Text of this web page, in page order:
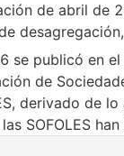
de abril de
se publicó en
de
derivado de
SOFOLES